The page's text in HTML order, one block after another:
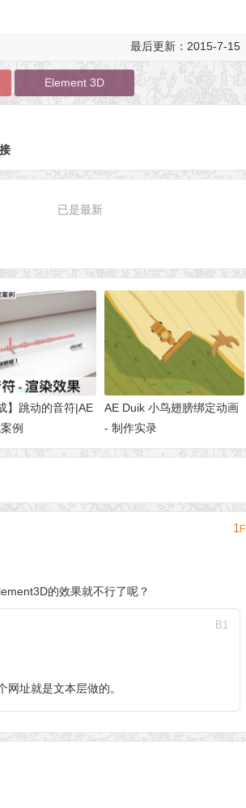
最后更新：2015-7-15
Element 3D
已是最新
】跳动的音符|AE
例
AE Duik 小鸟翅膀绑定动画
- 制作实录
1F
的效果就不行了呢？
B1
址就是文本层做的。